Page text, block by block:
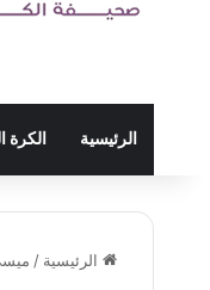
الرئيسية الكرة
الرئيسية / ميسي